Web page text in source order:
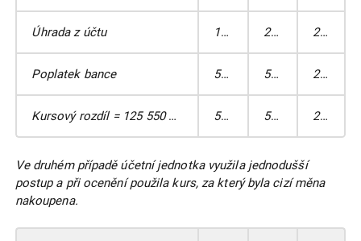
Úhrada z účtu 126 100 261 221
Poplatek bance 504,4 568 221
Kursový rozdíl = 125 550 – 126 100 nebo 5 000 x 0,11 500 563 211
Ve druhém případě účetní jednotka využila jednodušší
postup a při ocenění použila kurs, za který byla cizí měna
nakoupena.